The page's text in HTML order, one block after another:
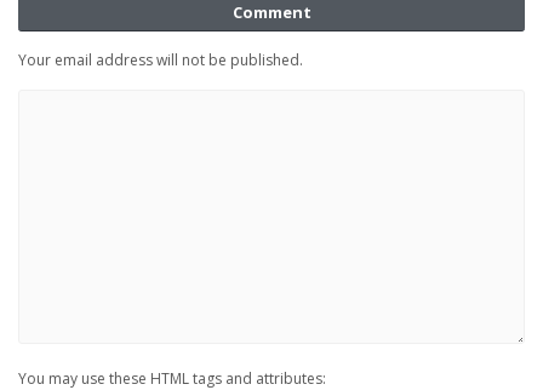
Comment
Your email address will not be published.
You may use these HTML tags and attributes: